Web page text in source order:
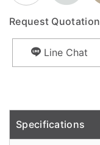
Request Quotation
Line Chat
Detail
Specifications